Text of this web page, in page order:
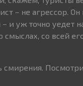
– не агрессор.
и уж точно уедет
со всей
смирения.